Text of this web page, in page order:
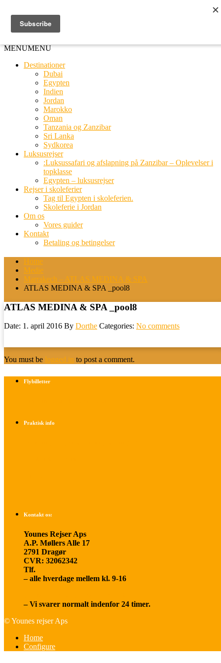
MENUMENU
Destinationer
Dubai
Egypten
Indien
Jordan
Marokko
Oman
Tanzania og Zanzibar
Sri Lanka
Sydkorea
Luksusrejser
:Luksussafari og afslapning på Zanzibar – Oplevelser i
topklasse
Egypten – luksusrejser
Rejser i skoleferier
Tag til Egypten i skoleferien.
Skoleferie i Jordan
Om os
Vores guider
Kontakt
Betaling og betingelser
Home
Medie
Marrakech – ATLAS MEDINA & SPA
ATLAS MEDINA & SPA _pool8
ATLAS MEDINA & SPA _pool8
Date: 1. april 2016 By Dorthe Categories: No comments
You must be logged in to post a comment.
Flybilletter
Praktisk info
Kontakt os:
Younes Rejser Aps
A.P. Møllers Alle 17
2791 Dragør
CVR: 32062342
Tlf.
– alle hverdage mellem kl. 9-16
– Vi svarer normalt indenfor 24 timer.
© Younes rejser Aps
Home
Configure